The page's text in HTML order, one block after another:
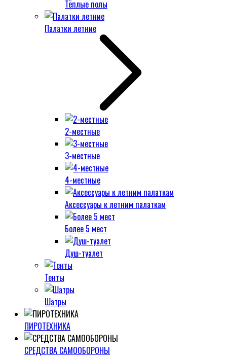
Тёплые полы
Палатки летние
2-местные
3-местные
4-местные
Аксессуары к летним палаткам
Более 5 мест
Душ-туалет
Тенты
Шатры
ПИРОТЕХНИКА
СРЕДСТВА САМООБОРОНЫ